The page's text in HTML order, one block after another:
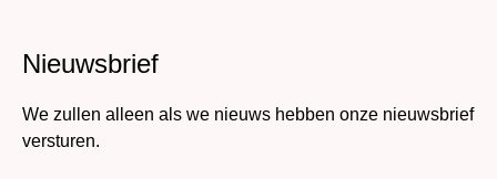
Nieuwsbrief
We zullen alleen als we nieuws hebben onze nieuwsbrief
versturen.